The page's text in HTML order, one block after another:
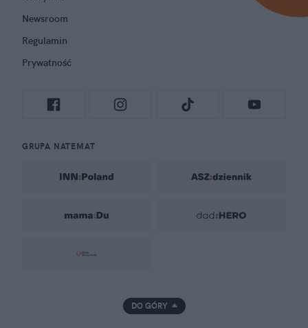
Newsroom
Regulamin
Prywatność
GRUPA NATEMAT
DO GÓRY